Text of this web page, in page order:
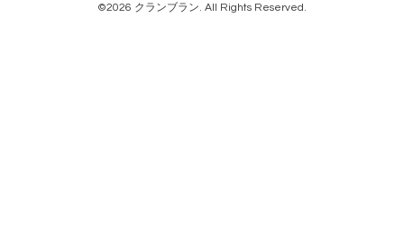
©2026 クランブラン. All Rights Reserved.